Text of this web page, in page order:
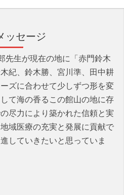
ッセージ
先生が現在の地に「赤門鈴木
紀、鈴木勝、宮川準、田中耕
ズに合わせて少しずつ形を変
て海の香るこの館山の地に存
尽力により築かれた信頼と実
域医療の充実と発展に貢献で
していきたいと思っていま